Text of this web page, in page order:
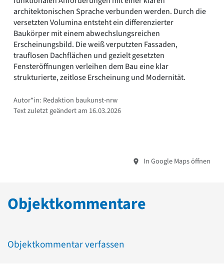
architektonischen Sprache verbunden werden. Durch die
versetzten Volumina entsteht ein differenzierter
Baukörper mit einem abwechslungsreichen
Erscheinungsbild. Die weiß verputzten Fassaden,
trauflosen Dachflächen und gezielt gesetzten
Fensteröffnungen verleihen dem Bau eine klar
strukturierte, zeitlose Erscheinung und Modernität.
Autor*in: Redaktion baukunst-nrw
Text zuletzt geändert am 16.03.2026
In Google Maps öffnen
Objektkommentare
Objektkommentar verfassen